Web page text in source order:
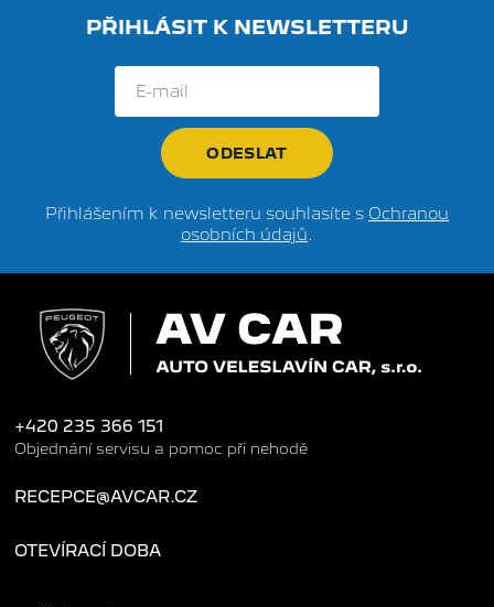
PŘIHLÁSIT K NEWSLETTERU
Přihlášením k newsletteru souhlasíte s Ochranou
osobních údajů.
+420 235 366 151
Objednání servisu a pomoc při nehodě
RECEPCE@AVCAR.CZ
OTEVÍRACÍ DOBA